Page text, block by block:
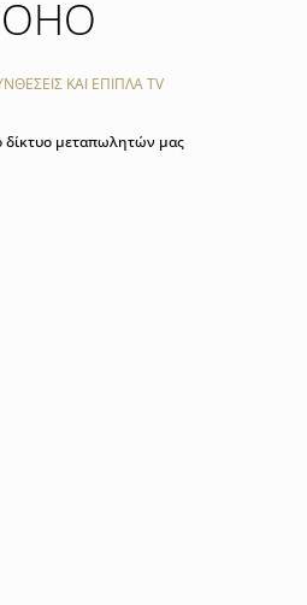
ΚΑΙ ΕΠΙΠΛΑ TV
δίκτυο μεταπωλητών μας